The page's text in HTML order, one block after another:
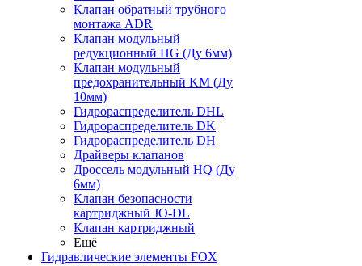
Клапан обратный трубного
монтажа ADR
Клапан модульный
редукционный HG (Ду 6мм)
Клапан модульный
предохранительный KM (Ду
10мм)
Гидрораспределитель DHL
Гидрораспределитель DK
Гидрораспределитель DH
Драйверы клапанов
Дроссель модульный HQ (Ду
6мм)
Клапан безопасности
картриджный JO-DL
Клапан картриджный
Ещё
Гидравлические элементы FOX